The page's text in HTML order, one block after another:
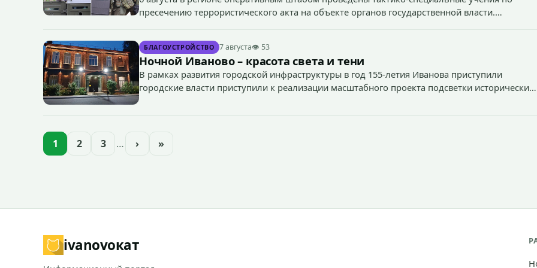
пресечению террористического акта на объекте органов государственной власти.
БЛАГОУСТРОЙСТВО 7 августа👁 53
Ночной Иваново – красота света и тени
В рамках развития городской инфраструктуры в год 155-летия Иванова приступили
городские власти приступили к реализации масштабного проекта подсветки исторических
1 2 3 … › »
ivanovoкат